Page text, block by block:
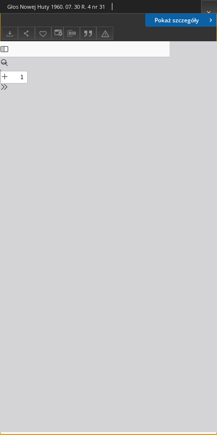
Pokaż szczegóły
Głos Nowej Huty 1960. 07. 30 R. 4 nr 31